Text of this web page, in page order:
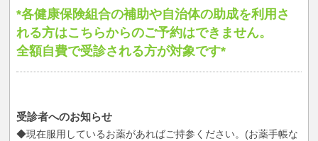
*各健康保険組合の補助や自治体の助成を利用さ
れる方はこちらからのご予約はできません。
全額自費で受診される方が対象です*
受診者へのお知らせ
◆現在服用しているお薬があればご持参ください。(お薬手帳な